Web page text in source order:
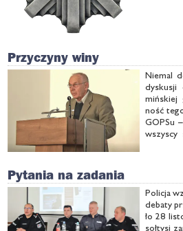
Przyczyny winy
Nie­mal
miń­skiej
ność
GOP­Su
Pytania na zadania
Po­li­cja
de­ba­ty
ło 28
soł­ty­si